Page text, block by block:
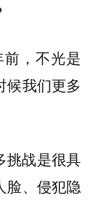
，不光是
候我们更多
挑战是很具
脸、侵犯隐